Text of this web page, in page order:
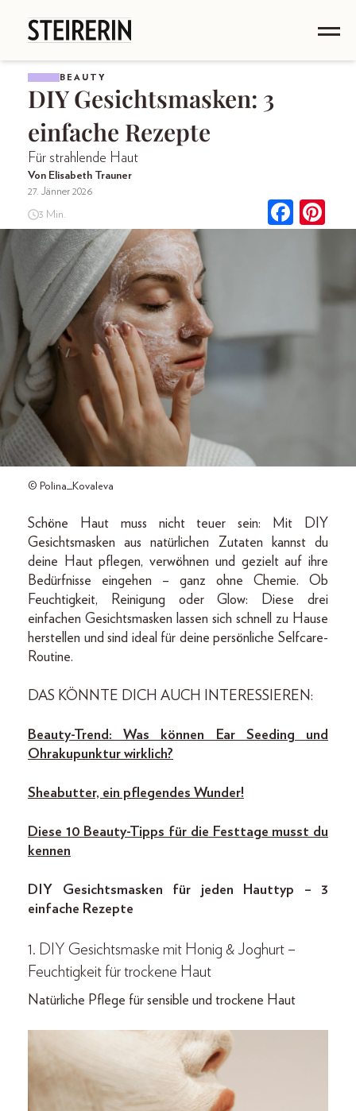
BEAUTY
DIY Gesichtsmasken: 3
einfache Rezepte
Für strahlende Haut
Von Elisabeth Trauner
27. Jänner 2026
3 Min.
© Polina_Kovaleva
Schöne Haut muss nicht teuer sein: Mit DIY
Gesichtsmasken aus natürlichen Zutaten kannst du
deine Haut pflegen, verwöhnen und gezielt auf ihre
Bedürfnisse eingehen – ganz ohne Chemie. Ob
Feuchtigkeit, Reinigung oder Glow: Diese drei
einfachen Gesichtsmasken lassen sich schnell zu Hause
herstellen und sind ideal für deine persönliche Selfcare-
Routine.
DAS KÖNNTE DICH AUCH INTERESSIEREN:
Beauty-Trend: Was können Ear Seeding und
Ohrakupunktur wirklich?
Sheabutter, ein pflegendes Wunder!
Diese 10 Beauty-Tipps für die Festtage musst du
kennen
DIY Gesichtsmasken für jeden Hauttyp – 3
einfache Rezepte
1. DIY Gesichtsmaske mit Honig & Joghurt –
Feuchtigkeit für trockene Haut
Natürliche Pflege für sensible und trockene Haut